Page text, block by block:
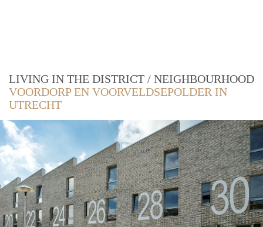
LIVING IN THE DISTRICT / NEIGHBOURHOOD
VOORDORP EN VOORVELDSEPOLDER IN
UTRECHT